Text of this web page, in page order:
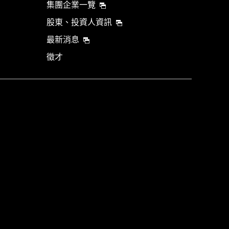
集團企業一覽
股東、投資人資訊
最新消息
徵才